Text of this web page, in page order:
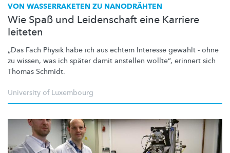
VON WASSERRAKETEN ZU NANODRÄHTEN
Wie Spaß und Leidenschaft eine Karriere
leiteten
„Das Fach Physik habe ich aus echtem Interesse gewählt - ohne
zu wissen, was ich später damit anstellen wollte“, erinnert sich
Thomas Schmidt.
University of Luxembourg